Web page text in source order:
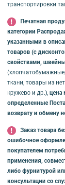
транспортировки
Печатная
категории
указанными в
товаров (с
свойствами,
ткани, товары из
кружево и др.), цена
определенные
возврату и обмену
Заказ товара
ошибочное
покупателем
применения,
либо фурнитурой
консультации со